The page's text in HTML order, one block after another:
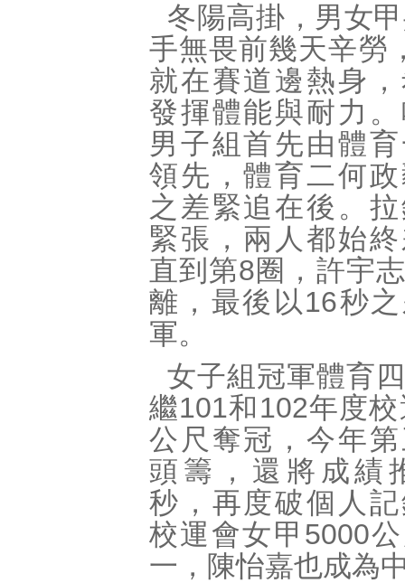
冬陽高掛，男女
手無畏前幾天辛勞
就在賽道邊熱身
發揮體能與耐力
男子組首先由體
領先，體育二何
之差緊追在後。
緊張，兩人都始
直到第8圈，許宇
離，最後以16秒
軍。
女子組冠軍體育
繼101和102年度
公尺奪冠，今年
頭籌，還將成績
秒，再度破個人
校運會女甲5000
一，陳怡嘉也成為